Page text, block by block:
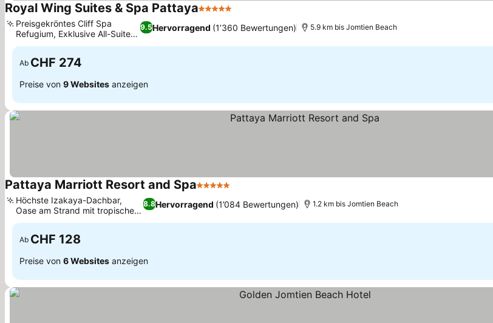
Royal Wing Suites & Spa Pattaya5 Sterne
9.5Hervorragend (1’360 Bewertungen)
Preisgekröntes Cliff Spa
Refugium, Exklusive All-Suite-
Unterkunft
5.9 km bis Jomtien Beach
Ab CHF 274
Preise von 9 Websites anzeigen
Pattaya Marriott Resort and Spa5 Sterne
8.8Hervorragend (1’084 Bewertungen)
Höchste Izakaya-Dachbar,
Oase am Strand mit tropischem
Charme
1.2 km bis Jomtien Beach
Ab CHF 128
Preise von 6 Websites anzeigen